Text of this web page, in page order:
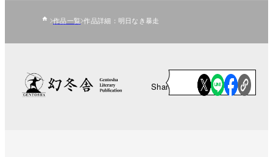
作品一覧 作品詳細：明日なき暴走
Share